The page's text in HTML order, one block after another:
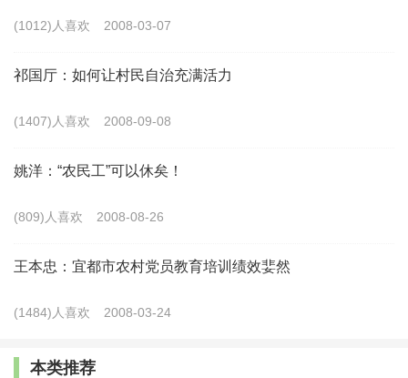
斗。只有大雨天，我辈才毋须打猪菜、割柴禾，可以做老师
布置的作业，到河中摸鱼。云霁日出，水退的“湖”中白茫茫
这些碱滩光平如砥。经常捡些废单据当作业本的我，视这里
为涂鸦的好场所，我很小就把作品写在了祖国的大地上。
过夜，偶尔发出呼噜声和一两下拍打蚊虫的声音。我辈男孩
醒地往家赶，帮母亲推磨。在富裕家庭，推磨是蒙着眼睛的
(1012)人喜欢 2008-03-07
祁国厅：如何让村民自治充满活力
(1407)人喜欢 2008-09-08
姚洋：“农民工”可以休矣！
(809)人喜欢 2008-08-26
王本忠：宜都市农村党员教育培训绩效婓然
(1484)人喜欢 2008-03-24
本类推荐